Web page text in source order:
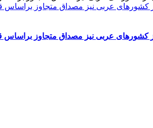
کشورهای عربی نیز مصداق متجاوز براساس
کشورهای عربی نیز مصداق متجاوز براساس